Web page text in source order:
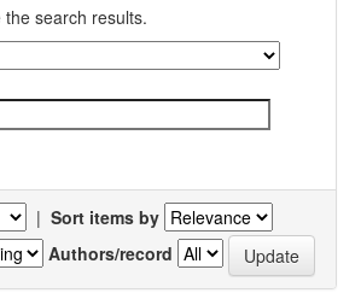
search results.
| Sort items by
Authors/record